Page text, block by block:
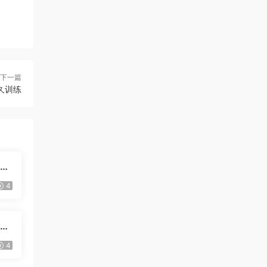
下一篇
训练
4
4